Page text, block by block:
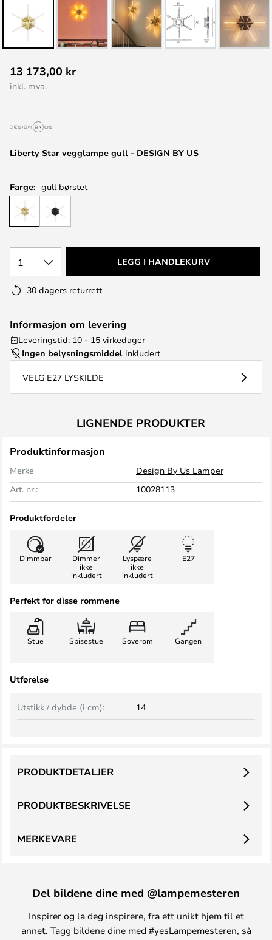
til
begynnelsen
bildegalleri
Liberty Star vegglampe gull - DESIGN BY US
13 173,00 kr
inkl. mva.
Farge: gull børstet
1 LEGG I HANDLEKURV
30 dagers returrett
Informasjon om levering
Leveringstid: 10 - 15 virkedager
Ingen belysningsmiddel inkludert
VELG E27 LYSKILDE
LIGNENDE PRODUKTER
Produktinformasjon
Merke
Design By Us Lamper
Art. nr.:
10028113
Produktfordeler
Dimmbar
Dimmer
ikke
inkludert
Lyspære
ikke
inkludert
E27
Perfekt for disse rommene
Stue Spisestue Soverom Gangen
Utførelse
Utstikk / dybde (i cm): 14
PRODUKTBESKRIVELSE
PRODUKTDETALJER
MERKEVARE
Del bildene dine med @lampemesteren
Inspirer og la deg inspirere, fra ett unikt hjem til et
annet. Tagg bildene dine med #yesLampemesteren, så